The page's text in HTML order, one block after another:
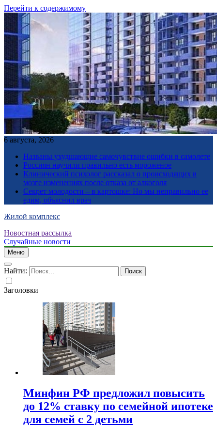
Перейти к содержимому
6 августа, 2026
Названы ухудшающие самочувствие ошибки в самолете
Россиян научили правильно есть мороженое
Клинический психолог рассказал о происходящих в
мозге изменениях после отказа от алкоголя
Секрет молодости – в картошке: Но мы неправильно ее
едим, объяснил врач
Жилой комплекс
Новостная рассылка
Случайные новости
Меню
Найти:
Заголовки
Минфин РФ предложил повысить
до 12% ставку по семейной ипотеке
для семей с 2 детьми